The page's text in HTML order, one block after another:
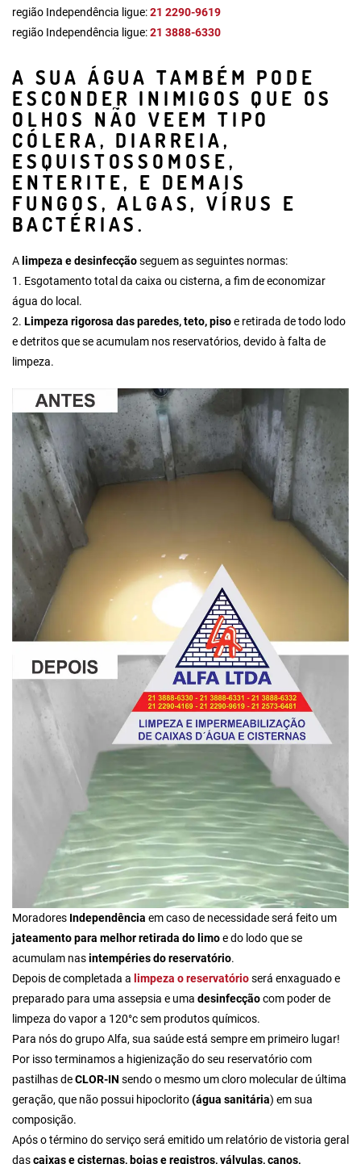
região Independência ligue:21 2290-9619
região Independência ligue:21 3888-6330
A SUA ÁGUA TAMBÉM PODE
ESCONDER INIMIGOS QUE OS
OLHOS NÃO VEEM TIPO
CÓLERA, DIARREIA,
ESQUISTOSSOMOSE,
ENTERITE, E DEMAIS
FUNGOS, ALGAS, VÍRUS E
BACTÉRIAS.
A limpeza e desinfecçãoseguem as seguintes normas:
1. Esgotamento total da caixa ou cisterna, a fim de economizar
água do local.
2. Limpeza rigorosa das paredes, teto, pisoe retirada de todo lodo
e detritos que se acumulam nos reservatórios, devido à falta de
limpeza.
Moradores Independência em caso de necessidade será feito um
jateamento para melhor retirada do limoe do lodo que se
acumulam nasintempéries do reservatório.
Depois de completada a limpeza o reservatórioserá enxaguado e
preparado para uma assepsia e uma desinfecçãocom poder de
limpeza do vapor a 120°c sem produtos químicos.
Para nós do grupo Alfa, sua saúde está sempre em primeiro lugar!
Por isso terminamos a higienização do seu reservatório com
pastilhas deCLOR-IN sendo o mesmo um cloro molecular de última
geração, que não possui hipoclorito(água sanitária) em sua
composição.
Após o término do serviço será emitido um relatório de vistoria geral
dascaixas e cisternas, boias e registros, válvulas, canos,